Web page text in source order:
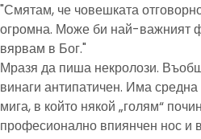
"Смятам, че човешката
огромна. Може би най-важният
вярвам в Бог."
Мразя да пиша некролози.
винаги антипатичен. Има средна
мига, в който някой „голям“
професионално впиянчен нос и